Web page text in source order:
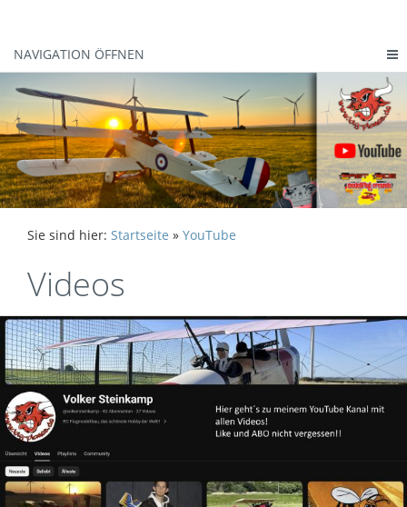
NAVIGATION ÖFFNEN
Sie sind hier: Startseite » YouTube
Videos